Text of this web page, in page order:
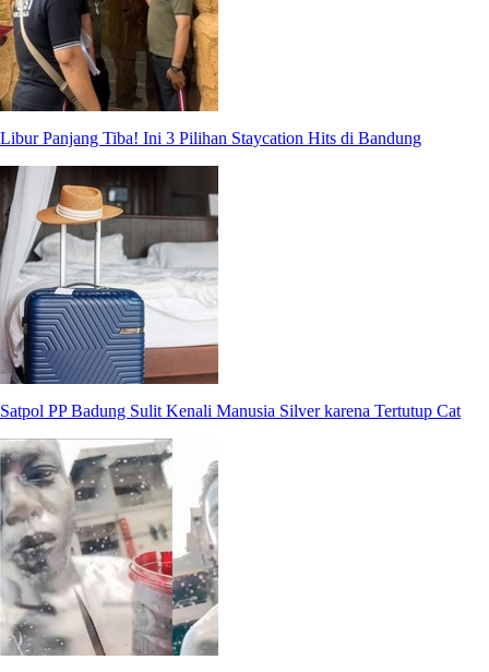
Libur Panjang Tiba! Ini 3 Pilihan Staycation Hits di Bandung
Satpol PP Badung Sulit Kenali Manusia Silver karena Tertutup Cat